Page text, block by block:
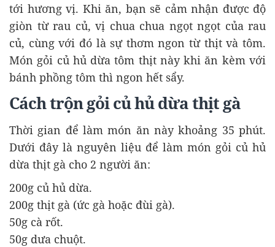
tới hương vị. Khi ăn, bạn sẽ cảm nhận được độ
giòn từ rau củ, vị chua chua ngọt ngọt của rau
củ, cùng với đó là sự thơm ngon từ thịt và tôm.
Món gỏi củ hủ dừa tôm thịt này khi ăn kèm với
bánh phồng tôm thì ngon hết sẩy.
Cách trộn gỏi củ hủ dừa thịt gà
Thời gian để làm món ăn này khoảng 35 phút.
Dưới đây là nguyên liệu để làm món gỏi củ hủ
dừa thịt gà cho 2 người ăn:
200g củ hủ dừa.
200g thịt gà (ức gà hoặc đùi gà).
50g cà rốt.
50g dưa chuột.